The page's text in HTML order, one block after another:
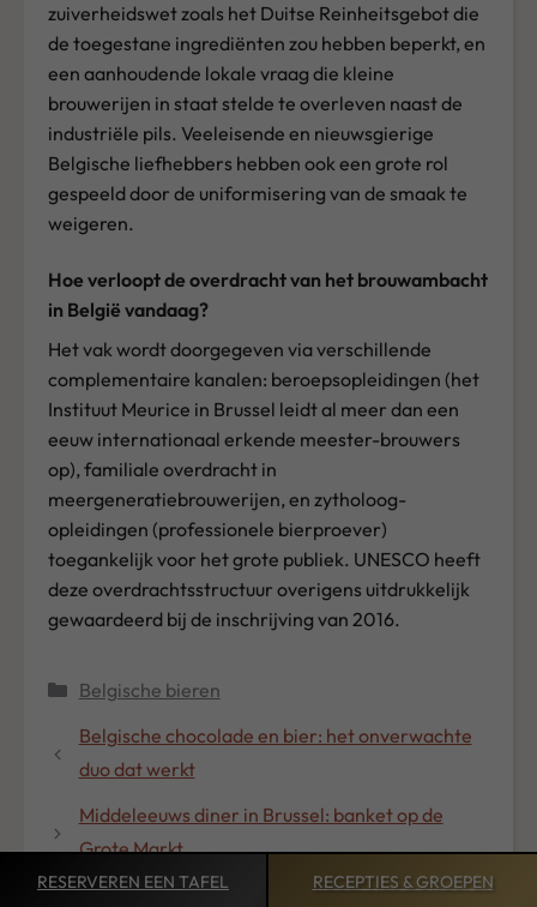
zuiverheidswet zoals het Duitse Reinheitsgebot die
de toegestane ingrediënten zou hebben beperkt, en
een aanhoudende lokale vraag die kleine
brouwerijen in staat stelde te overleven naast de
industriële pils. Veeleisende en nieuwsgierige
Belgische liefhebbers hebben ook een grote rol
gespeeld door de uniformisering van de smaak te
weigeren.
Hoe verloopt de overdracht van het brouwambacht
in België vandaag?
Het vak wordt doorgegeven via verschillende
complementaire kanalen: beroepsopleidingen (het
Instituut Meurice in Brussel leidt al meer dan een
eeuw internationaal erkende meester-brouwers
op), familiale overdracht in
meergeneratiebrouwerijen, en zytholoog-
opleidingen (professionele bierproever)
toegankelijk voor het grote publiek. UNESCO heeft
deze overdrachtsstructuur overigens uitdrukkelijk
gewaardeerd bij de inschrijving van 2016.
Categorieën
Belgische bieren
Belgische chocolade en bier: het onverwachte
duo dat werkt
Middeleeuws diner in Brussel: banket op de
Grote Markt
RESERVEREN EEN TAFEL RECEPTIES &GROEPEN